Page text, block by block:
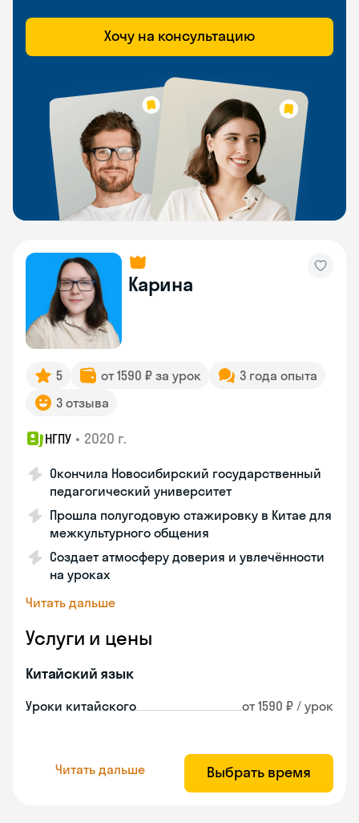
Хочу на консультацию
Карина
5 от 1590 ₽ за урок
3 года опыта
3 отзыва
НГПУ • 2020 г.
Окончила Новосибирский государственный
педагогический университет
Прошла полугодовую стажировку в Китае для
межкультурного общения
Создает атмосферу доверия и увлечённости
на уроках
Читать дальше
Услуги и цены
Китайский язык
Уроки китайского от 1590 ₽ / урок
Читать дальше Выбрать время